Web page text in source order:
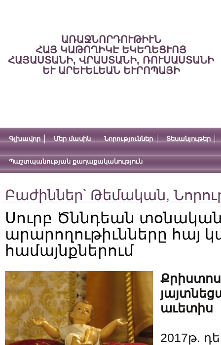
ԱՌԱՋՆՈՐԴՈՒԹԻՒՆ
ՀԱՅ ԿԱԹՈՂԻԿԷ ԵԿԵՂԵՑՒՈՅ
ՀԱՅԱՍՏԱՆԻ, ՎՐԱՍՏԱՆԻ, ՌՈՒՍԱՍՏԱՆԻ
ԵՒ ԱՐԵՒԵԼԵԱՆ ԵՒՐՈՊԱՅԻ
Գլխավոր Մեր մասին Նորություններ Տեսանյութեր
Պաշտպանության քաղաքականություն
Բաժիններ՝ Թեմական,
Սուրբ Ծննդեան
արարողութիւնները հայ
համայնքներում
Քրիստոս
աւետիս
2017թ.